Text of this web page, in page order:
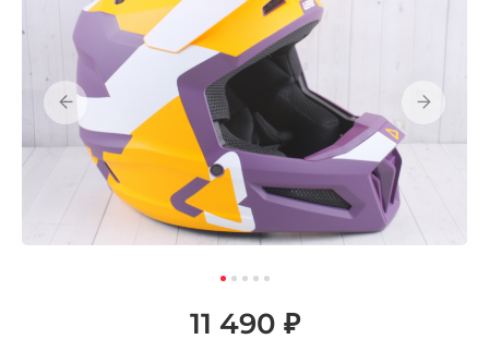
11 490 ₽